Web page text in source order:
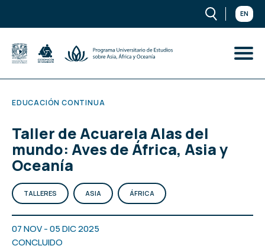
EN
EDUCACIÓN CONTINUA
Taller de Acuarela Alas del
mundo: Aves de África, Asia y
Oceanía
TALLERES ASIA ÁFRICA
07 NOV - 05 DIC 2025
CONCLUIDO